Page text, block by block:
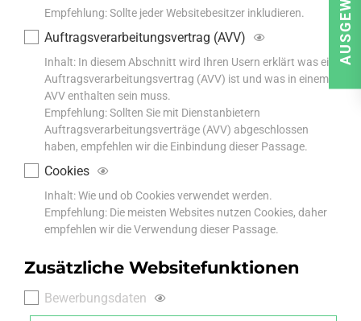
Empfehlung: Sollte jeder Websitebesitzer inkludieren.
Auftragsverarbeitungsvertrag (AVV)
Inhalt: In diesem Abschnitt wird Ihren Usern erklärt was ein
Auftragsverarbeitungsvertrag (AVV) ist und was in einem
AVV enthalten sein muss.
Empfehlung: Sollten Sie mit Dienstanbietern
Auftragsverarbeitungsverträge (AVV) abgeschlossen
haben, empfehlen wir die Einbindung dieser Passage.
Cookies
Inhalt: Wie und ob Cookies verwendet werden.
Empfehlung: Die meisten Websites nutzen Cookies, daher
empfehlen wir die Verwendung dieser Passage.
Zusätzliche Websitefunktionen
Bewerbungsdaten